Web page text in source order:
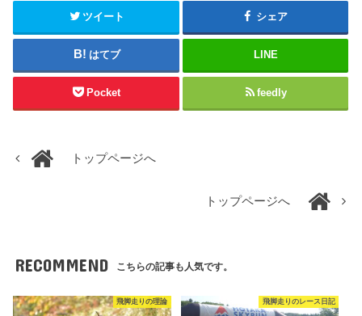
ツイート シェア
はてブ LINE
Pocket feedly
トップページへ
トップページへ
RECOMMEND こちらの記事も人気です。
飛脚走りの理論 飛脚走りのレース日記